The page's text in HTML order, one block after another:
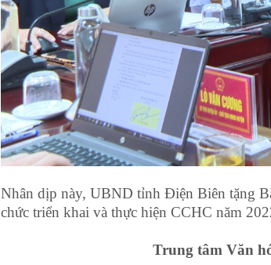
Nhân dịp này, UBND tỉnh Điện Biên tặng
chức triển khai và thực hiện CCHC năm
Trung tâm Văn